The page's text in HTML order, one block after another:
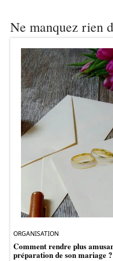
Ne manquez rien
ORGANISATION
Comment rendre plus
préparation de son mariage ?